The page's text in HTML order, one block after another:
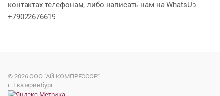
контактах телефонам, либо написать нам на WhatsUp
+79022676619
© 2026 ООО "АЙ-КОМПРЕССОР"
г. Екатеринбург